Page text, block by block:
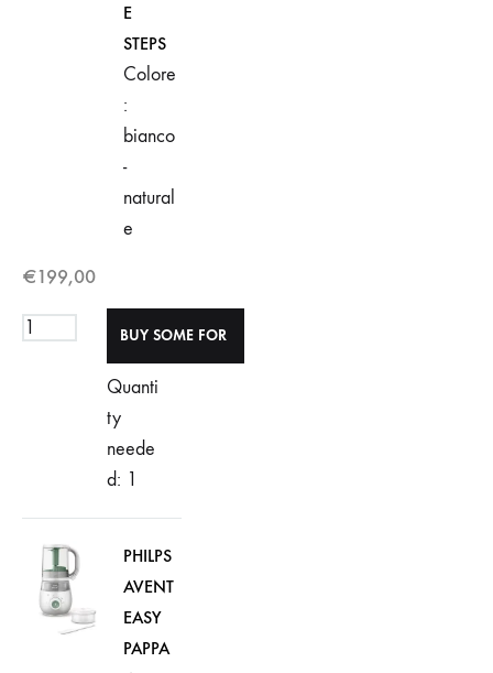
E
STEPS
Colore
:
bianco
-
natural
e
€199,00
Quanti
ty
neede
d: 1
PHILPS
AVENT
EASY
PAPPA